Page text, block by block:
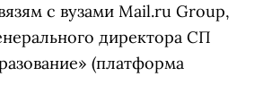
с вузами Mail.ru Group,
директора СП
(платформа